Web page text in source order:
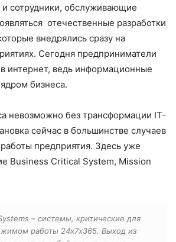
сотрудники, обслуживающие
отечественные разработки
внедрялись сразу на
Сегодня предприниматели
интернет, ведь информационные
бизнеса.
невозможно без трансформации IT-
сейчас в большинстве случаев
предприятия. Здесь уже
Business Critical System, Mission
– системы, критические для
работы 24х7х365. Выход из